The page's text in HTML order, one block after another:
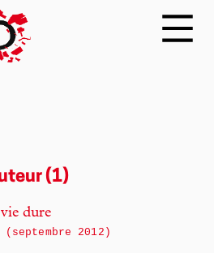
(1)
dure
2012)